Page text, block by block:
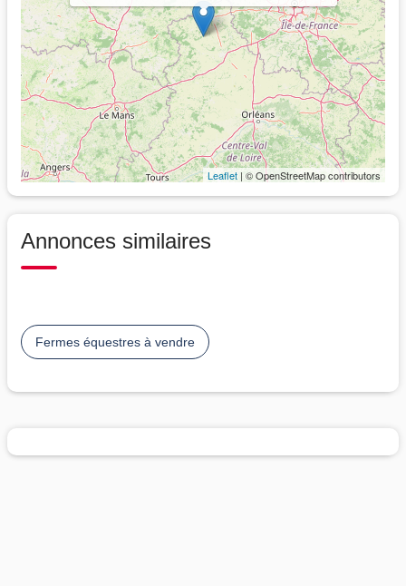
Leaflet | © OpenStreetMap contributors
Annonces similaires
Fermes équestres à vendre